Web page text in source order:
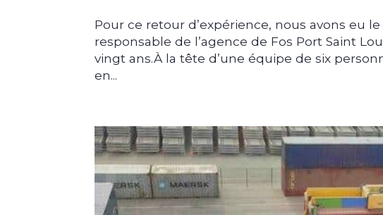
Pour ce retour d’expérience, nous avons eu
responsable de l’agence de Fos Port Saint
vingt ans.À la tête d’une équipe de six
en...